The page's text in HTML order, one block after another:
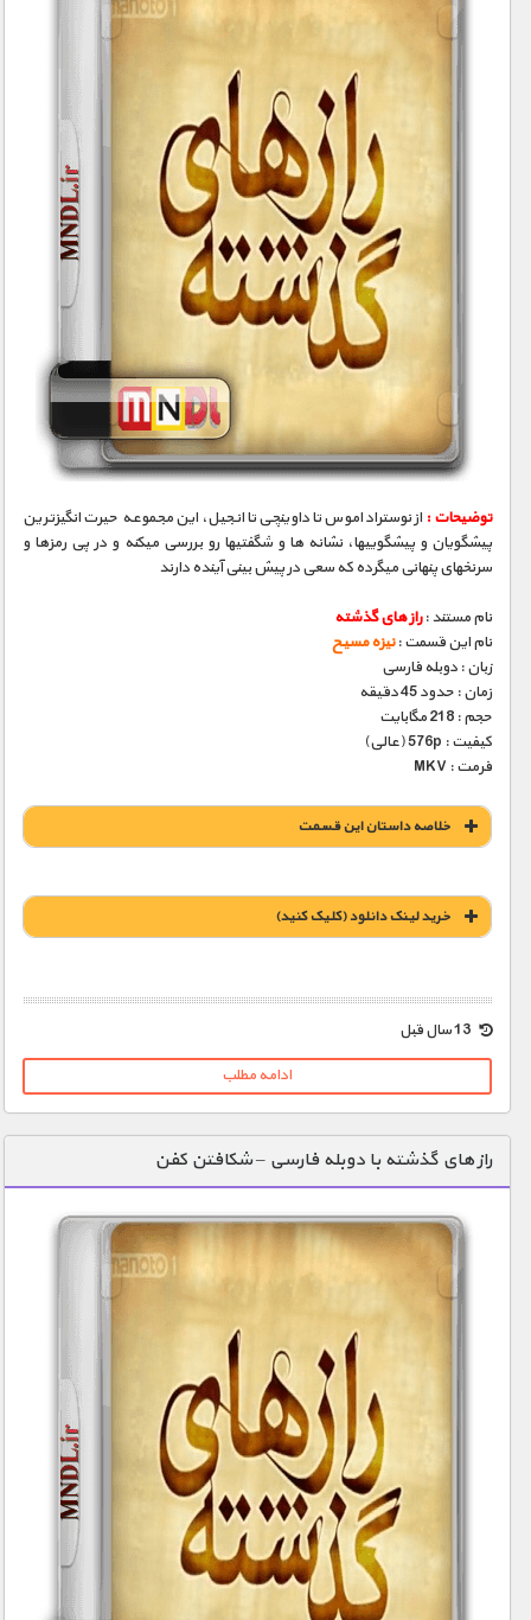
توضیحات :از نوستراداموس تا داوینچی تا انجیل، این مجموعه حیرت انگیزترین
پیشگویان و پیشگوییها، نشانه­ ها و شگفتیها رو بررسی میکنه و در پی رمزها و
سرنخهای پنهانی میگرده که سعی در پیش بینی آینده دارند
نام مستند :راز های گذشته
نام این قسمت :نیزه مسیح
زبان : دوبله فارسی
زمان : حدود 45 دقیقه
حجم : 218 مگابایت
کیفیت : 576p (عالی)
فرمت : MKV
خلاصه داستان این قسمت
خريد لينک دانلود (کليک کنيد)
1900 تومان – خريد لينک دانلود (افزودن به سبد خريد)
ادامه مطلب
راز های گذشته با دوبله فارسی – شکافتن کفن